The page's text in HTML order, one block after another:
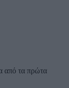
από τα πρώτα